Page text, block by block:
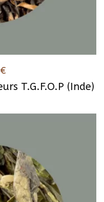
T.G.F.O.P (Inde)
€